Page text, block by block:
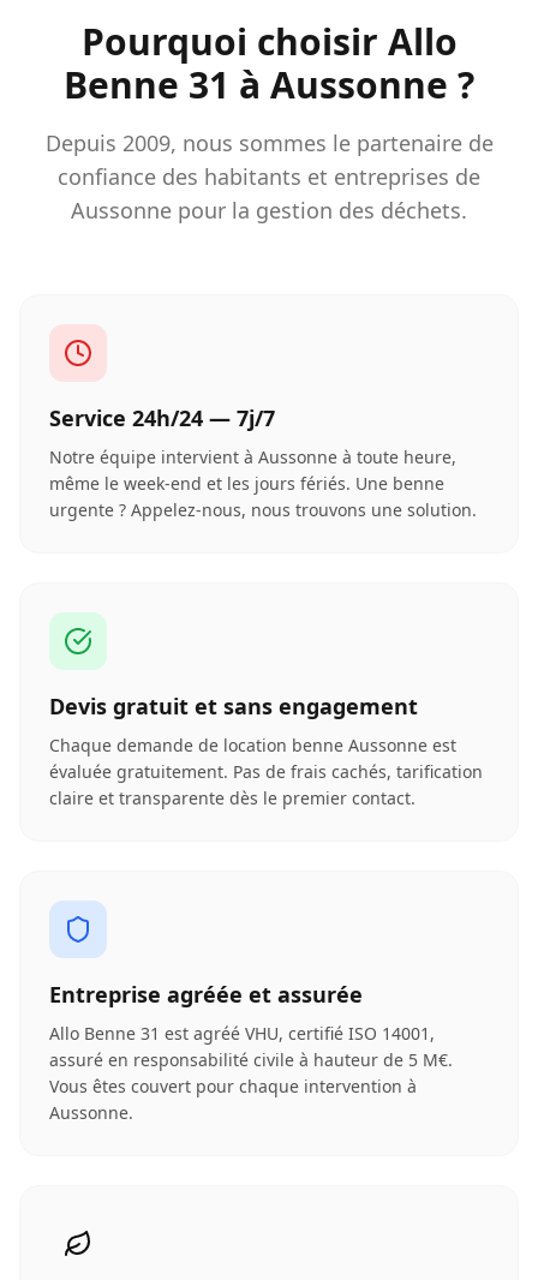
Pourquoi choisir Allo
Benne 31 à Aussonne ?
Depuis 2009, nous sommes le partenaire de
confiance des habitants et entreprises de
Aussonne pour la gestion des déchets.
Service 24h/24 — 7j/7
Notre équipe intervient à Aussonne à toute heure,
même le week-end et les jours fériés. Une benne
urgente ? Appelez-nous, nous trouvons une solution.
Devis gratuit et sans engagement
Chaque demande de location benne Aussonne est
évaluée gratuitement. Pas de frais cachés, tarification
claire et transparente dès le premier contact.
Entreprise agréée et assurée
Allo Benne 31 est agréé VHU, certifié ISO 14001,
assuré en responsabilité civile à hauteur de 5 M€.
Vous êtes couvert pour chaque intervention à
Aussonne.